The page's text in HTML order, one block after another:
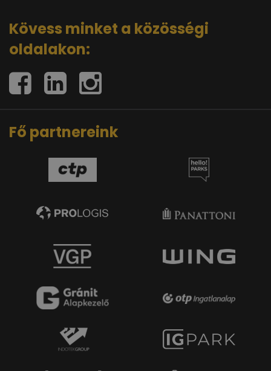
Kövess minket a közösségi
oldalakon:
Fő partnereink